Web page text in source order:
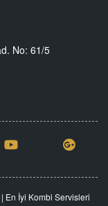
No: 61/5
En İyi Kombi Servisleri